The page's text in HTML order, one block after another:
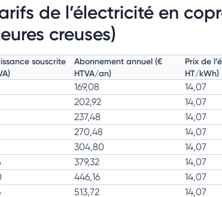
de l’électricité en
creuses)
souscrite
Abonnement annuel (€
HTVA/an)
Prix de
HT/kWh)
169,08 14,07
202,92 14,07
237,48 14,07
270,48 14,07
304,80 14,07
379,32 14,07
446,16 14,07
513,72 14,07